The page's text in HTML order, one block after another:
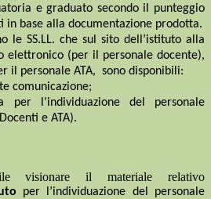
e graduato secondo il punteggio
in base alla documentazione prodotta.
le SS.LL. che sul sito dell’istituto alla
elettronico (per il personale docente),
il personale ATA, sono disponibili:
comunicazione;
per l’individuazione del personale
e ATA).
visionare il materiale relativo
per l’individuazione del personale